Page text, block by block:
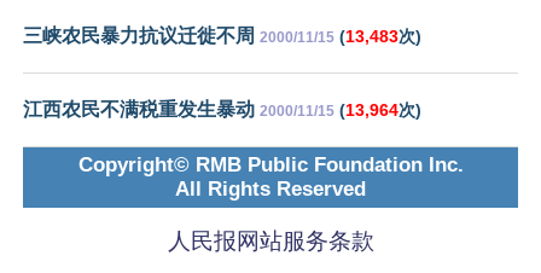
三峡农民暴力抗议迁徙不周 2000/11/15 (13,483次)
江西农民不满税重发生暴动 2000/11/15 (13,964次)
Copyright© RMB Public Foundation Inc.
All Rights Reserved
人民报网站服务条款